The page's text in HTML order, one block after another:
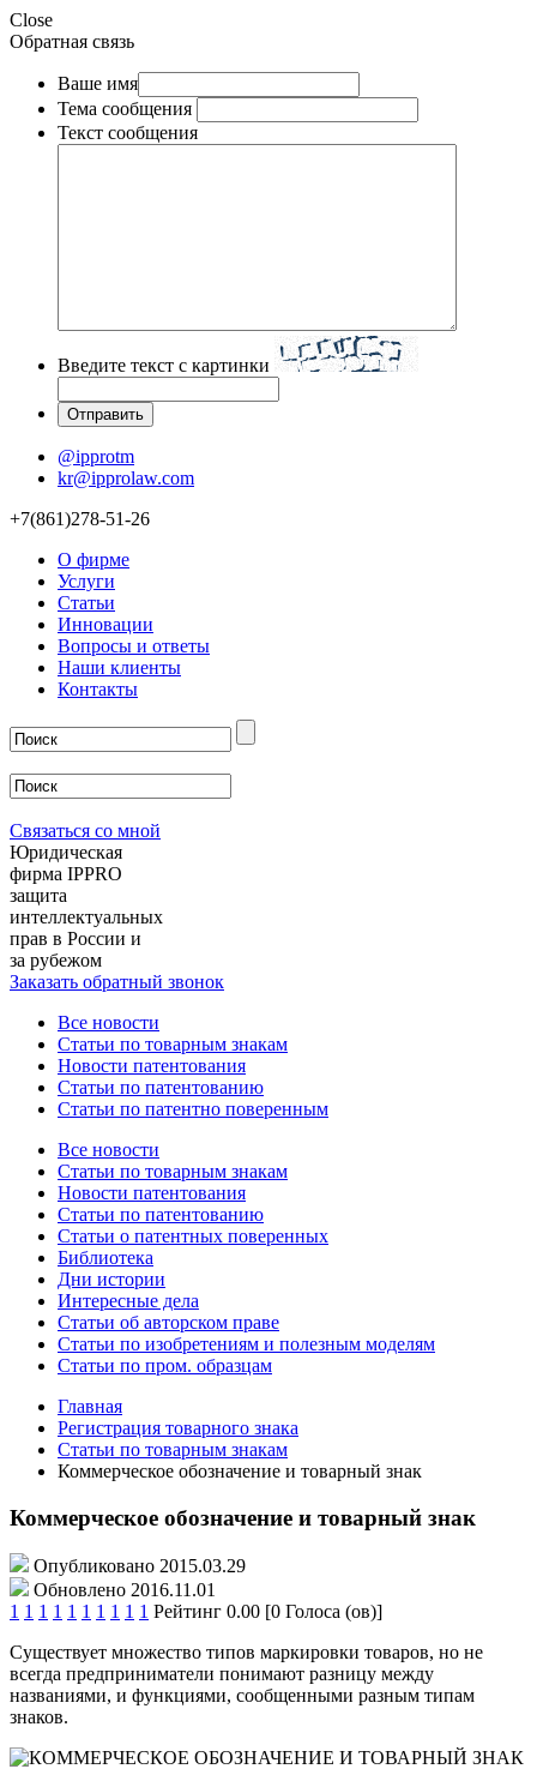
Close
Обратная связь
Ваше имя
Тема сообщения
Текст сообщения
Введите текст с картинки
@ipprotm
kr@ipprolaw.com
+7(861)278-51-26
О фирме
Услуги
Статьи
Инновации
Вопросы и ответы
Наши клиенты
Контакты
Связаться со мной
Юридическая
фирма IPPRO
защита
интеллектуальных
прав в России и
за рубежом
Заказать обратный звонок
Все новости
Статьи по товарным знакам
Новости патентования
Статьи по патентованию
Статьи по патентно поверенным
Все новости
Статьи по товарным знакам
Новости патентования
Статьи по патентованию
Статьи о патентных поверенных
Библиотека
Дни истории
Интересные дела
Статьи об авторском праве
Статьи по изобретениям и полезным моделям
Статьи по пром. образцам
Главная
Регистрация товарного знака
Статьи по товарным знакам
Коммерческое обозначение и товарный знак
Коммерческое обозначение и товарный знак
Опубликовано 2015.03.29
Обновлено 2016.11.01
1 1 1 1 1 1 1 1 1 1 Рейтинг 0.00 [0 Голоса (ов)]
Существует множество типов маркировки товаров, но не
всегда предприниматели понимают разницу между
названиями, и функциями, сообщенными разным типам
знаков.